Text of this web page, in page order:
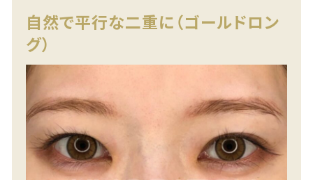
自然で平行な二重に（ゴールドロン
グ）